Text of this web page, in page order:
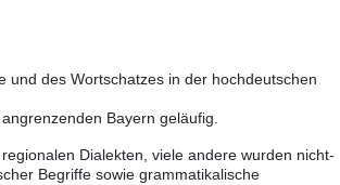
und des Wortschatzes in der hochdeutschen
Bayern geläufig.
Dialekten, viele andere wurden nicht-
Begriffe sowie grammatikalische